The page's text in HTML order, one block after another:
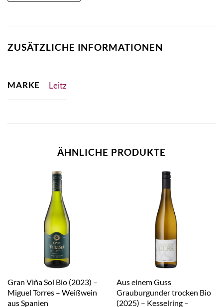
ZUSÄTZLICHE INFORMATIONEN
MARKE Leitz
ÄHNLICHE PRODUKTE
Gran Viña Sol Bio (2023) –
Miguel Torres – Weißwein
aus Spanien
Aus einem Guss
Grauburgunder trocken Bio
(2025) – Kesselring –